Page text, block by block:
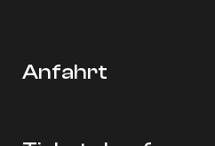
Anfahrt